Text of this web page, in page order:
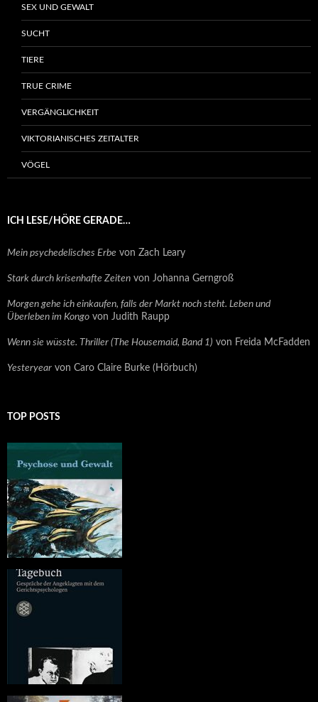
SEX UND GEWALT
SUCHT
TIERE
TRUE CRIME
VERGÄNGLICHKEIT
VIKTORIANISCHES ZEITALTER
VÖGEL
ICH LESE/HÖRE GERADE…
Mein psychedelisches Erbe von Zach Leary
Stark durch krisenhafte Zeiten von Johanna Gerngroß
Morgen gehe ich einkaufen, falls der Markt noch steht. Leben und
Überleben im Kongo von Judith Raupp
Wenn sie wüsste. Thriller (The Housemaid, Band 1) von Freida McFadden
Yesteryear von Caro Claire Burke (Hörbuch)
TOP POSTS